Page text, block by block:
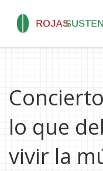
lo que
vivir la